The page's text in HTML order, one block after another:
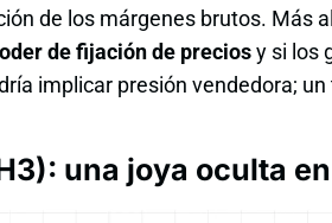
de los márgenes brutos. Más
de fijación de preciosy si los
implicar presión vendedora;
una joya oculta